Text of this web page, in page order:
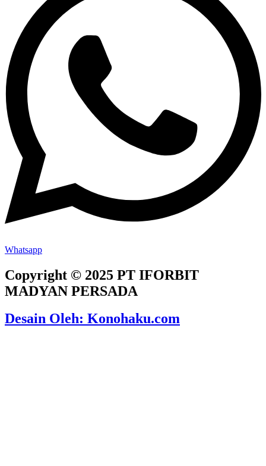
Whatsapp
Copyright © 2025 PT IFORBIT
MADYAN PERSADA
Desain Oleh: Konohaku.com